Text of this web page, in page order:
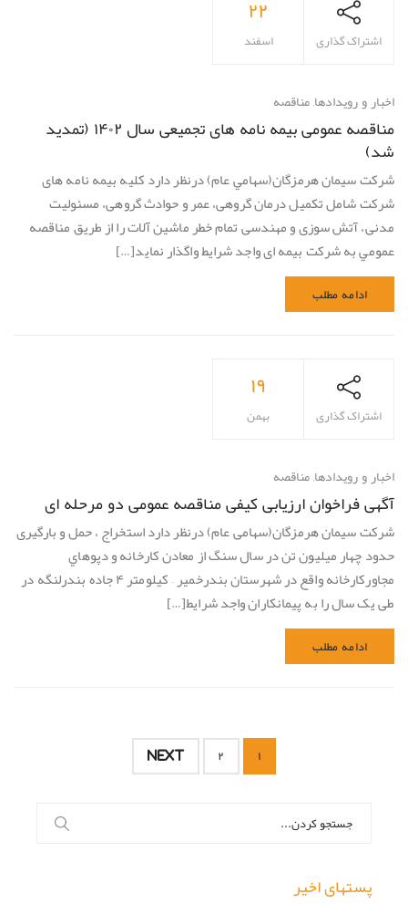
۲۲
اسفند اشتراک گذاری
اخبار و رویدادها مناقصه
مناقصه عمومی بیمه نامه های تجمیعی سال ۱۴۰۲ (تمدید
شد)
شركت سيمان هرمزگان(سهامي عام) درنظر دارد کلیه بیمه نامه های
شرکت شامل تکمیل درمان گروهی، عمر و حوادث گروهی، مسئولیت
مدنی، آتش سوزی و مهندسی تمام خطر ماشین آلات را از طريق مناقصه
عمومي به شرکت بیمه ای واجد شرايط واگذار نمايد[…]
ادامه مطلب
۱۹
بهمن اشتراک گذاری
اخبار و رویدادها مناقصه
آگهی فراخوان ارزیابی کیفی مناقصه عمومی دو مرحله ای
شرکت سیمان هرمزگان(سهامی عام) درنظر دارد استخراج ، حمل و بارگیری
حدود چهار میلیون تن در سال سنگ از معادن کارخانه و دپوهاي
مجاورکارخانه واقع در شهرستان بندرخمیر – کیلومتر ۴ جاده بندرلنگه در
طی یک سال را به پیمانکاران واجد شرایط[…]
ادامه مطلب
۱ ۲ NEXT
برای:
پستهای اخیر